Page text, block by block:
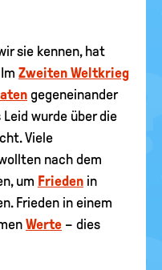
sie kennen, hat
Zweiten Weltkrieg
gegeneinander
wurde über die
Viele
nach dem
um Frieden in
Frieden in einem
Werte – dies